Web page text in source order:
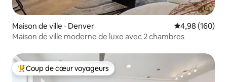
Maison de ville ⋅ Denver Évaluation
4,98 (160)
Maison de ville moderne de luxe avec 2 chambres
Coups de cœur voyageurs les plus appréciés
Coup de cœur voyageurs